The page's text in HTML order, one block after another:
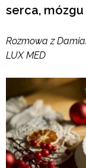
serca,
Rozmowa z
LUX MED